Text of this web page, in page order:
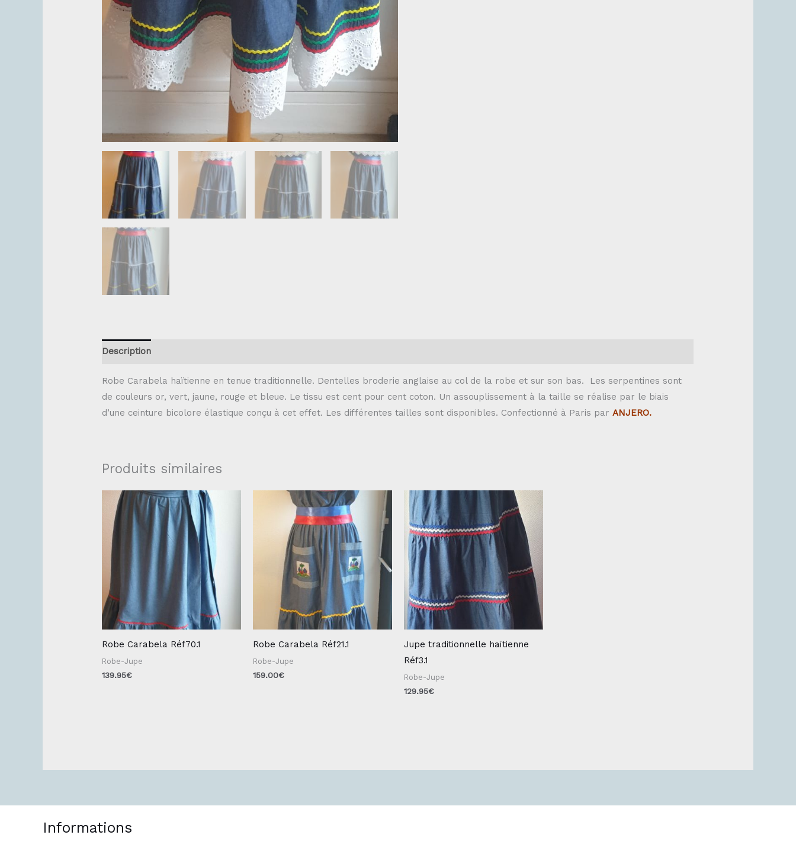
Description
Robe Carabela haïtienne en tenue traditionnelle. Dentelles broderie anglaise au col de la robe et sur son bas. Les serpentines sont
de couleurs or, vert, jaune, rouge et bleue. Le tissu est cent pour cent coton. Un assouplissement à la taille se réalise par le biais
d’une ceinture bicolore élastique conçu à cet effet. Les différentes tailles sont disponibles. Confectionné à Paris parANJERO.
Produits similaires
Robe Carabela Réf70.1
Robe-Jupe
139.95€
Robe Carabela Réf21.1
Robe-Jupe
159.00€
Jupe traditionnelle haïtienne
Réf3.1
Robe-Jupe
129.95€
Informations